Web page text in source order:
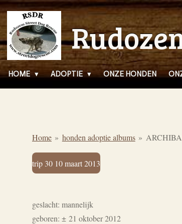
HOME ADOPTIE ONZE HONDEN
Home » honden adoptie albums »
trip 30 10 maart 2013
geslacht: mannelijk
geboren: ± 21 oktober 2012